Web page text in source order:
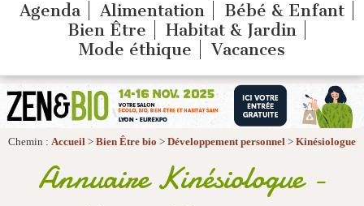
Agenda Alimentation
Bébé & Enfant
Bien Être
Habitat & Jardin
Mode éthique
Vacances
Chemin : Accueil > Bien Être bio > Développement personnel > Kinésiologue
Annuaire Kinésiologue -